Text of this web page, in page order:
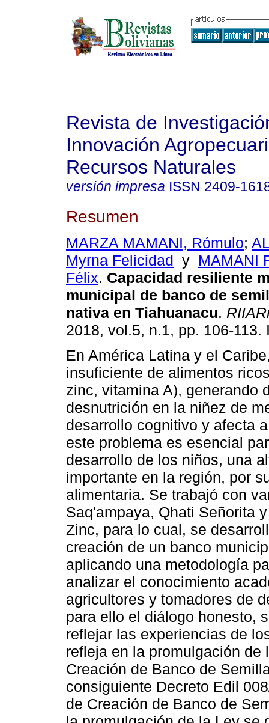
Revista de
Innovación
Recursos Naturales
versión impresa ISSN 2409-
Resumen
MARZA MAMANI, Rómulo;
Myrna Felicidad y MAMANI
Félix. Capacidad resiliente
municipal de banco de
nativa en Tiahuanacu.
2018, vol.5, n.1, pp. 106-113.
En América Latina y el
insuficiente de alimentos
zinc, vitamina A), generando
desnutrición en la niñez de
desarrollo cognitivo y afecta
este problema es esencial
desarrollo de los niños, una
importante en la región, por
alimentaria. Se trabajó con
Saq'ampaya, Qhati Señorita
Zinc, para lo cual, se
creación de un banco
aplicando una metodología
analizar el conocimiento
agricultores y tomadores de
para ello el diálogo honesto,
reflejar las experiencias de
refleja en la promulgación de
Creación de Banco de
consiguiente Decreto Edil
de Creación de Banco de